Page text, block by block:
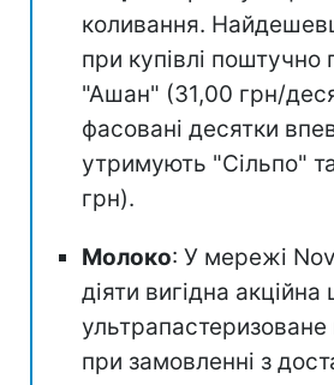
коливання.
при купівлі поштучно
"Ашан" (31,00 грн/
фасовані десятки
утримують "Сільпо"
грн).
Молоко: У мережі
діяти вигідна акційна
при замовленні з